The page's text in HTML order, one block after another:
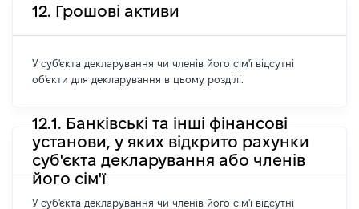
12. Грошові активи
У суб'єкта декларування чи членів його сім'ї відсутні
об'єкти для декларування в цьому розділі.
12.1. Банківські та інші фінансові
установи, у яких відкрито рахунки
суб'єкта декларування або членів
його сім'ї
У суб'єкта декларування чи членів його сім'ї відсутні